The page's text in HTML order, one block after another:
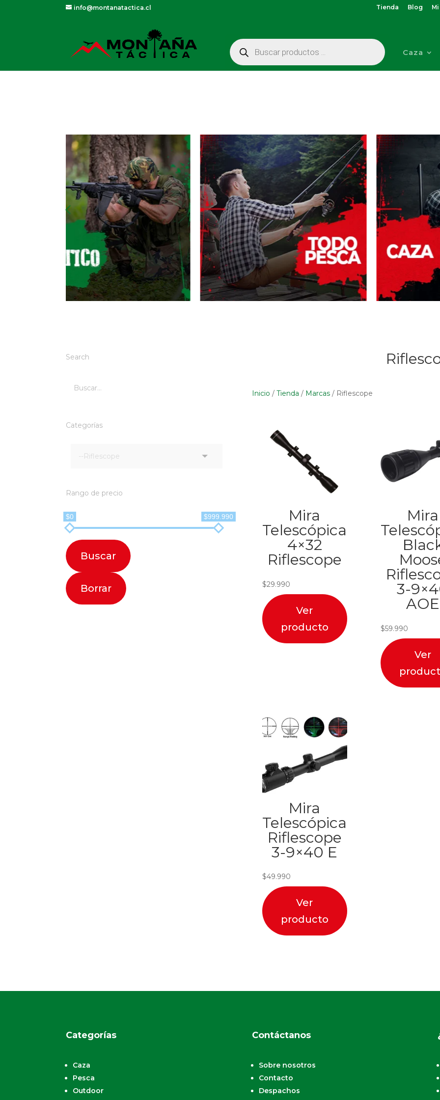
info@montanatactica.cl Tienda Blog
Búsqueda
de
productos Caza
Search
Categorías
Rango de precio
$0 $999.990
Buscar
Borrar
Inicio / Tienda / Marcas/ Riflescope
Mira
Telescópica
4×32
Riflescope
$29.990
Ver
producto
Mira
3-
AOE
$59.990
Ver
Mira
Telescópica
Riflescope
3-9×40 E
$49.990
Ver
producto
Categorías
Caza
Pesca
Outdoor
Contáctanos
Sobre nosotros
Contacto
Despachos